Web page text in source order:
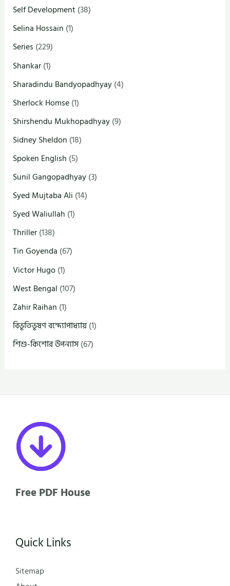
Self Development(38)
Selina Hossain (1)
Series (229)
Shankar(1)
Sharadindu Bandyopadhyay(4)
Sherlock Homse(1)
Shirshendu Mukhopadhyay(9)
Sidney Sheldon (18)
Spoken English (5)
Sunil Gangopadhyay(3)
Syed Mujtaba Ali (14)
Syed Waliullah (1)
Thriller(138)
Tin Goyenda (67)
Victor Hugo(1)
West Bengal (107)
Zahir Raihan (1)
বিভূতিভূষণ বন্দ্যোপাধ্যায়(1)
শিশু-কিশোর উপন্যাস(67)
Free PDF House
Quick Links
Sitemap